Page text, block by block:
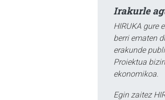
Irakurle
HIRUKA gure
berri ematen
erakunde
Proiektua
ekonomikoa.
Egin zaitez